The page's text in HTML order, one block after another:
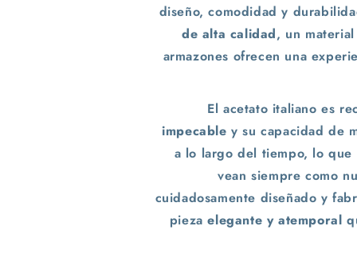
diseño, comodidad y
de alta calidad, un
armazones ofrecen una
El acetato italiano es
impecable y su capacidad de
a lo largo del tiempo, lo que
vean siempre como
cuidadosamente diseñado y
piezaelegante y atemporal